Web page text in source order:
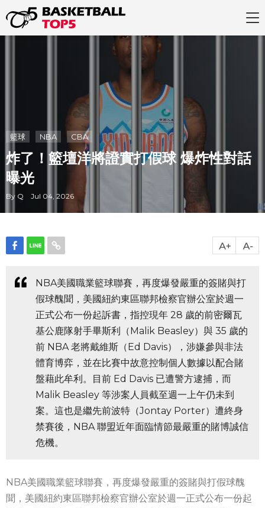
籃球 NBA CBA
炸了！籃壇洋將證實打假球 爆炸性對話
曝光
By Q Jul 04, 2026
NBA美國職業籃球聯賽，再度爆發嚴重的簽賭與打
假球醜聞，美國紐約東區聯邦檢察官辦公室於週一
正式公布一份起訴書，指控現年 28 歲的前密爾瓦
基公鹿隊射手畢斯利（Malik Beasley）與 35 歲的
前 NBA 老將戴維斯（Ed Davis），涉嫌參與非法
體育博弈，並在比賽中故意控制個人數據以配合賭
盤藉此牟利。目前 Ed Davis 已遭警方逮捕，而
Malik Beasley 等涉案人員截至週一上午仍未到
案。這也是繼先前波特（Jontay Porter）遭終身
禁賽後，NBA 聯盟近年面臨情節最嚴重的賭博誠信
危機。
NBA美國職業籃球聯賽，再度爆發嚴重的簽賭與打假球醜
聞，美國紐約東區聯邦檢察官辦公室於週一正式公布一份起